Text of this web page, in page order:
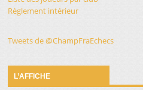
Règlement intérieur
Tweets de @ChampFraEchecs
L’AFFICHE